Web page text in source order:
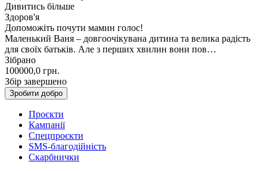
Дивитись більше
Здоров'я
Допоможіть почути мамин голос!
Маленький Ваня – довгоочікувана дитина та велика радість
для своїх батьків. Але з перших хвилин вони пов…
Зібрано
100000,0 грн.
Збір завершено
Зробити добро
Проєкти
Кампанії
Спецпроєкти
SMS-благодійність
Скарбнички